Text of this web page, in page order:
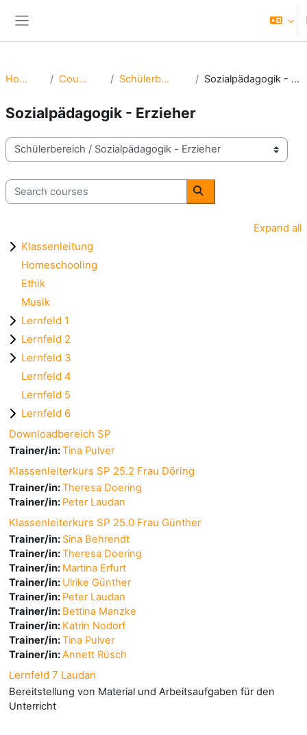
Home Courses Schülerbereich Sozialpädagogik - Erzieher
Sozialpädagogik - Erzieher
Course categories
Search courses
Search courses
Expand all
Klassenleitung
Homeschooling
Ethik
Musik
Lernfeld 1
Lernfeld 2
Lernfeld 3
Lernfeld 4
Lernfeld 5
Lernfeld 6
Downloadbereich SP
Trainer/in:Tina Pulver
Klassenleiterkurs SP 25.2 Frau Döring
Trainer/in:Theresa Doering
Trainer/in: Peter Laudan
Klassenleiterkurs SP 25.0 Frau Günther
Trainer/in: Sina Behrendt
Trainer/in:Theresa Doering
Trainer/in: Martina Erfurt
Trainer/in: Ulrike Günther
Trainer/in: Peter Laudan
Trainer/in: Bettina Manzke
Trainer/in: Katrin Nodorf
Trainer/in:Tina Pulver
Trainer/in:Annett Rüsch
Lernfeld 7 Laudan
Bereitstellung von Material und Arbeitsaufgaben für den
Unterricht